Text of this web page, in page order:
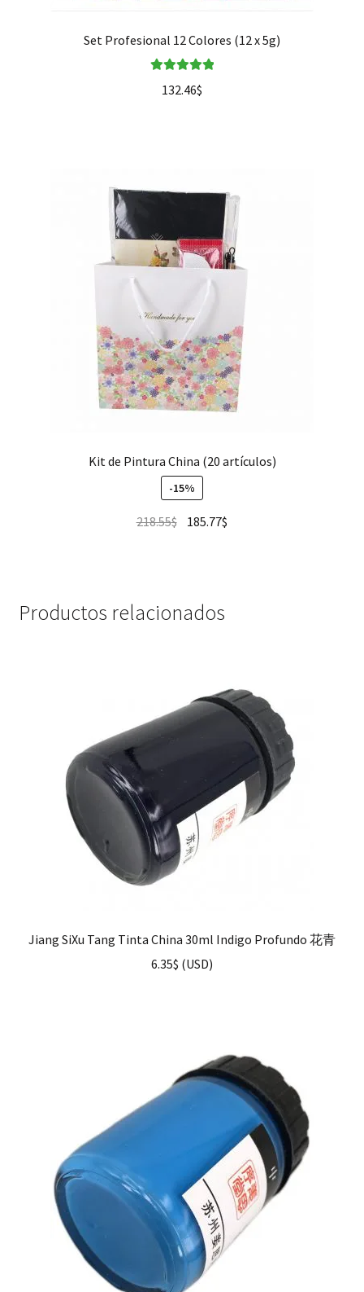
Set Profesional 12 Colores (12 x 5g)
de 5
132.46$
Kit de Pintura China (20 artículos)
-15%
218.55$ 185.77$
Productos relacionados
Jiang SiXu Tang Tinta China 30ml Indigo Profundo 花青
6.35$ (USD)